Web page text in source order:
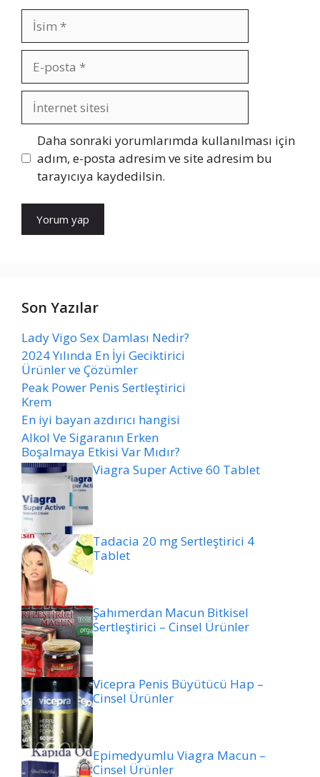
İsim
posta
İnternet
sitesi
Daha sonraki yorumlarımda kullanılması için
adım, e-posta adresim ve site adresim bu
tarayıcıya kaydedilsin.
Son Yazılar
Lady Vigo Sex Damlası Nedir?
2024 Yılında En İyi Geciktirici
Ürünler ve Çözümler
Peak Power Penis Sertleştirici
Krem
En iyi bayan azdırıcı hangisi
Alkol Ve Sigaranın Erken
Boşalmaya Etkisi Var Mıdır?
Viagra Super Active 60 Tablet
Tadacia 20 mg Sertleştirici 4
Tablet
Şahımerdan Macun Bitkisel
Sertleştirici – Cinsel Ürünler
Vicepra Penis Büyütücü Hap –
Cinsel Ürünler
Epimedyumlu Viagra Macun –
Cinsel Ürünler